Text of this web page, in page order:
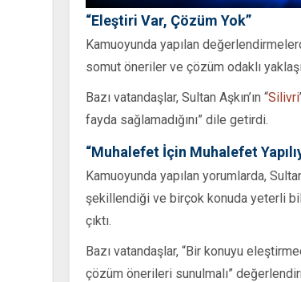
“Eleştiri Var, Çözüm Yok”
Kamuoyunda yapılan
somut öneriler ve çözüm odaklı
Bazı vatandaşlar, Sultan Aşkın’ın “Silivri
fayda sağlamadığını” dile getirdi.
“Muhalefet İçin Muhalefet
Kamuoyunda yapılan yorumlarda,
şekillendiği ve birçok konuda yeterli
çıktı.
Bazı vatandaşlar, “Bir konuyu
çözüm önerileri sunulmalı”